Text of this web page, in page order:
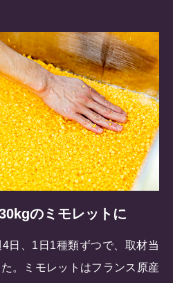
のミモレットに
日、1日1種類ずつで、取材当
。ミモレットはフランス原産